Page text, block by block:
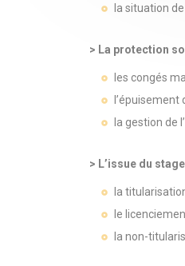
la situation
> La protection
les congés
l’épuisement
la gestion de
> L’issue du stage
la
le
la non-